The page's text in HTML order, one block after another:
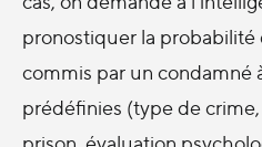
pronostiquer la probabilité
commis par un condamné
prédéfinies (type de
prison, évaluation